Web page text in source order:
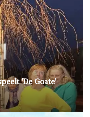
'De Goate'